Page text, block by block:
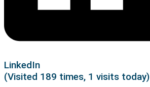
LinkedIn
(Visited 189 times, 1 visits today)